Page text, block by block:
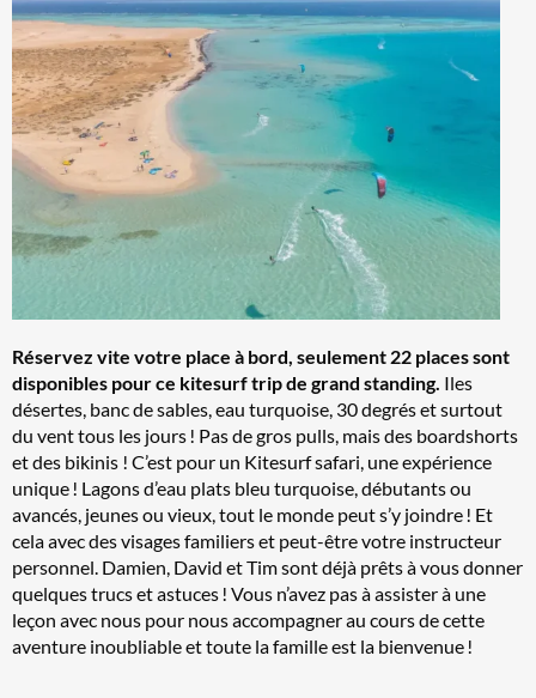
Réservez vite votre place à bord, seulement 22 places sont
disponibles pour ce kitesurf trip de grand standing. Iles
désertes, banc de sables, eau turquoise, 30 degrés et surtout
du vent tous les jours ! Pas de gros pulls, mais des boardshorts
et des bikinis ! C’est pour un Kitesurf safari, une expérience
unique ! Lagons d’eau plats bleu turquoise, débutants ou
avancés, jeunes ou vieux, tout le monde peut s’y joindre ! Et
cela avec des visages familiers et peut-être votre instructeur
personnel. Damien, David et Tim sont déjà prêts à vous donner
quelques trucs et astuces ! Vous n’avez pas à assister à une
leçon avec nous pour nous accompagner au cours de cette
aventure inoubliable et toute la famille est la bienvenue !